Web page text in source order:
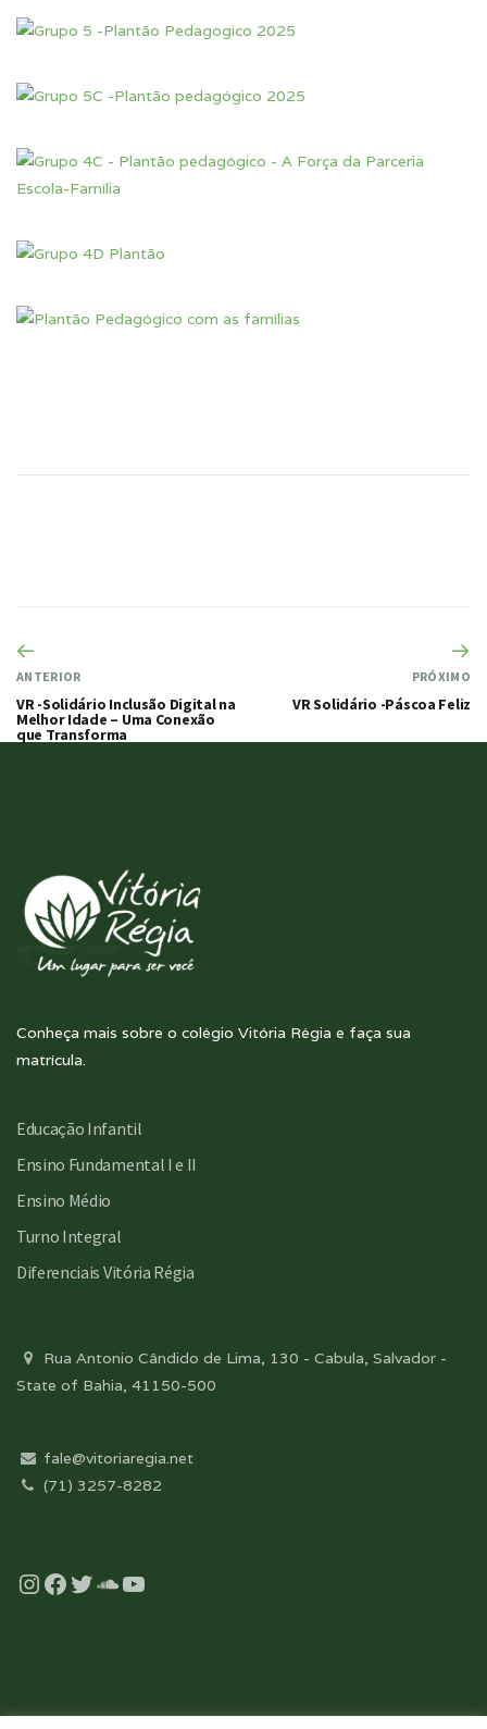
ANTERIOR
VR -Solidário Inclusão Digital na
Melhor Idade – Uma Conexão
que Transforma
PRÓXIMO
VR Solidário -Páscoa Feliz
Conheça mais sobre o colégio Vitória Régia e faça sua
matrícula.
Educação Infantil
Ensino Fundamental I e II
Ensino Médio
Turno Integral
Diferenciais Vitória Régia
Rua Antonio Cândido de Lima, 130 - Cabula, Salvador -
State of Bahia, 41150-500
fale@vitoriaregia.net
(71) 3257-8282
Instagram
Facebook
Twitter
Soundcloud
YouTube